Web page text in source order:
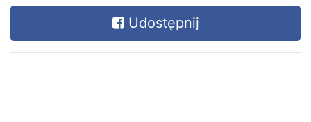
Udostępnij